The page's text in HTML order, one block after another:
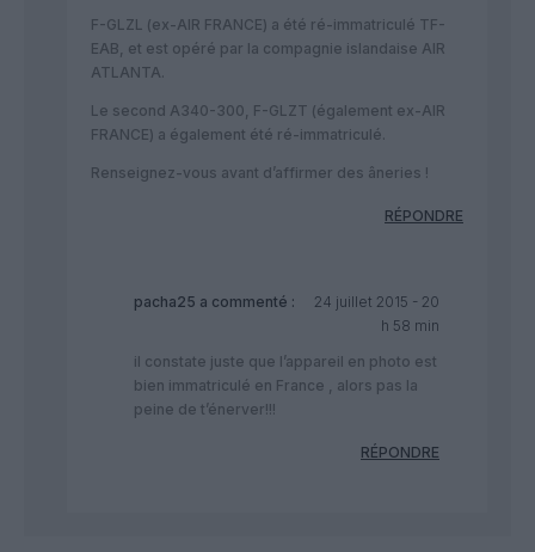
F-GLZL (ex-AIR FRANCE) a été ré-immatriculé TF-
EAB, et est opéré par la compagnie islandaise AIR
ATLANTA.
Le second A340-300, F-GLZT (également ex-AIR
FRANCE) a également été ré-immatriculé.
Renseignez-vous avant d’affirmer des âneries !
RÉPONDRE
pacha25 a commenté :
24 juillet 2015 - 20
h 58 min
il constate juste que l’appareil en photo est
bien immatriculé en France , alors pas la
peine de t’énerver!!!
RÉPONDRE